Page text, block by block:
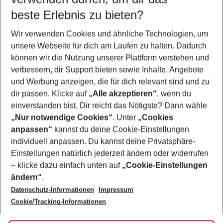
Last Minute Niederlande
Urlaub Niederlande
Flug & Hotel Niederlande
Frübucher Angebote Niederlande für 2026
Pauschalreisen Niederlande
Footer
Footer navigation
Über uns
AGB
Bestpreisgarantie
Cookie-Einstellungen ändern
Cookie-Richtlinie
Agenturbetreuung
Barrierefreies Reisen
Folge uns
beste Erlebnis zu bieten?
Wir verwenden Cookies und ähnliche Technologien, um
unsere Webseite für dich am Laufen zu halten. Dadurch
können wir die Nutzung unserer Plattform verstehen und
verbessern, dir Support bieten sowie Inhalte, Angebote
und Werbung anzeigen, die für dich relevant sind und zu
dir passen. Klicke auf „Alle akzeptieren“, wenn du
einverstanden bist. Dir reicht das Nötigste? Dann wähle
„Nur notwendige Cookies“. Unter „Cookies
anpassen“ kannst du deine Cookie-Einstellungen
individuell anpassen. Du kannst deine Privatsphäre-
Einstellungen natürlich jederzeit ändern oder widerrufen
– klicke dazu einfach unten auf „Cookie-Einstellungen
ändern“.
Datenschutz-Informationen
Impressum
Cookie/Tracking-Informationen